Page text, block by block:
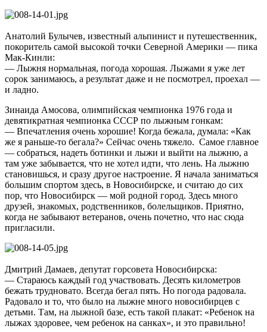
Анатолий Булычев, известный альпинист и путешественник,
покоритель самой высокой точки Северной Америки — пика
Мак-Кинли:
— Лыжня нормальная, погода хорошая. Лыжами я уже лет
сорок занимаюсь, а результат даже и не посмотрел, проехал —
и ладно.
Зинаида Амосова, олимпийская чемпионка 1976 года и
девятикратная чемпионка СССР по лыжным гонкам:
— Впечатления очень хорошие! Когда бежала, думала: «Как
же я раньше-то бегала?» Сейчас очень тяжело. Самое главное
— собраться, надеть ботинки и лыжи и выйти на лыжню, а
там уже забывается, что не хотел идти, что лень. На лыжню
становишься, и сразу другое настроение. Я начала заниматься
большим спортом здесь, в Новосибирске, и считаю до сих
пор, что Новосибирск — мой родной город. Здесь много
друзей, знакомых, родственников, болельщиков. Приятно,
когда не забывают ветеранов, очень почетно, что нас сюда
пригласили.
Дмитрий Дамаев, депутат горсовета Новосибирска:
— Стараюсь каждый год участвовать. Десять километров
бежать трудновато. Всегда бегал пять. Но погода радовала.
Радовало и то, что было на лыжне много новосибирцев с
детьми. Там, на лыжной базе, есть такой плакат: «Ребенок на
лыжах здоровее, чем ребенок на санках», и это правильно!